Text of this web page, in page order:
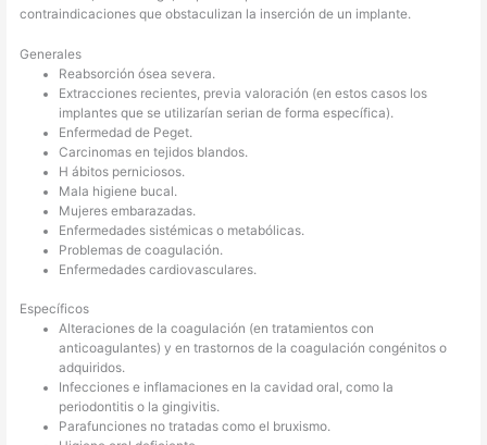
contraindicaciones que obstaculizan la inserción de un implante.
Generales
Reabsorción ósea severa.
Extracciones recientes, previa valoración (en estos casos los
implantes que se utilizarían serian de forma específica).
Enfermedad de Peget.
Carcinomas en tejidos blandos.
H ábitos perniciosos.
Mala higiene bucal.
Mujeres embarazadas.
Enfermedades sistémicas o metabólicas.
Problemas de coagulación.
Enfermedades cardiovasculares.
Específicos
Alteraciones de la coagulación (en tratamientos con
anticoagulantes) y en trastornos de la coagulación congénitos o
adquiridos.
Infecciones e inflamaciones en la cavidad oral, como la
periodontitis o la gingivitis.
Parafunciones no tratadas como el bruxismo.